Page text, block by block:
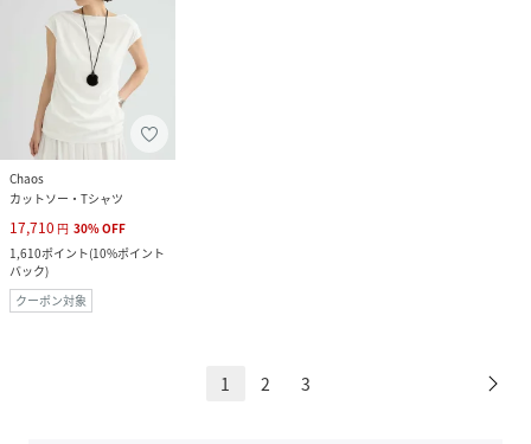
Chaos
カットソー・Tシャツ
17,710 円 30%OFF
1,610ポイント(10%ポイント
バック)
クーポン対象
1 2 3